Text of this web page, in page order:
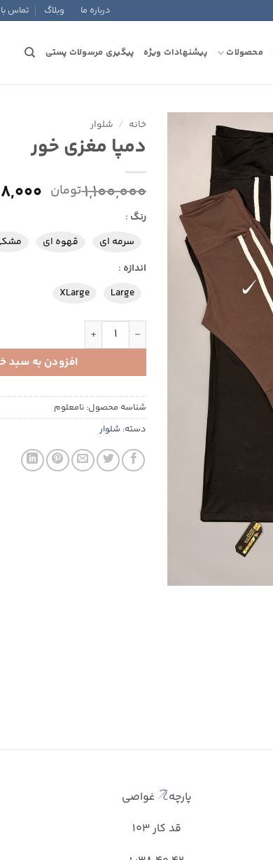
درباره ما وبلاگ تماس با
محصولات پیشنهادات ویژه پیگیری مرسولات پستی
مندی
ها
خانه / شلوار
دمپا مغزی خور
1,100,000تومان قیمت
بود.
رنگ :
سرمه ای
قهوه ای
اندازه :
Large
XLarge
دمپا مغزی خور عدد
افزودن به سبد
شناسه محصول: نامعلوم
دسته: شلوار
پارچه
غواصی
قد کار ۱۰۳